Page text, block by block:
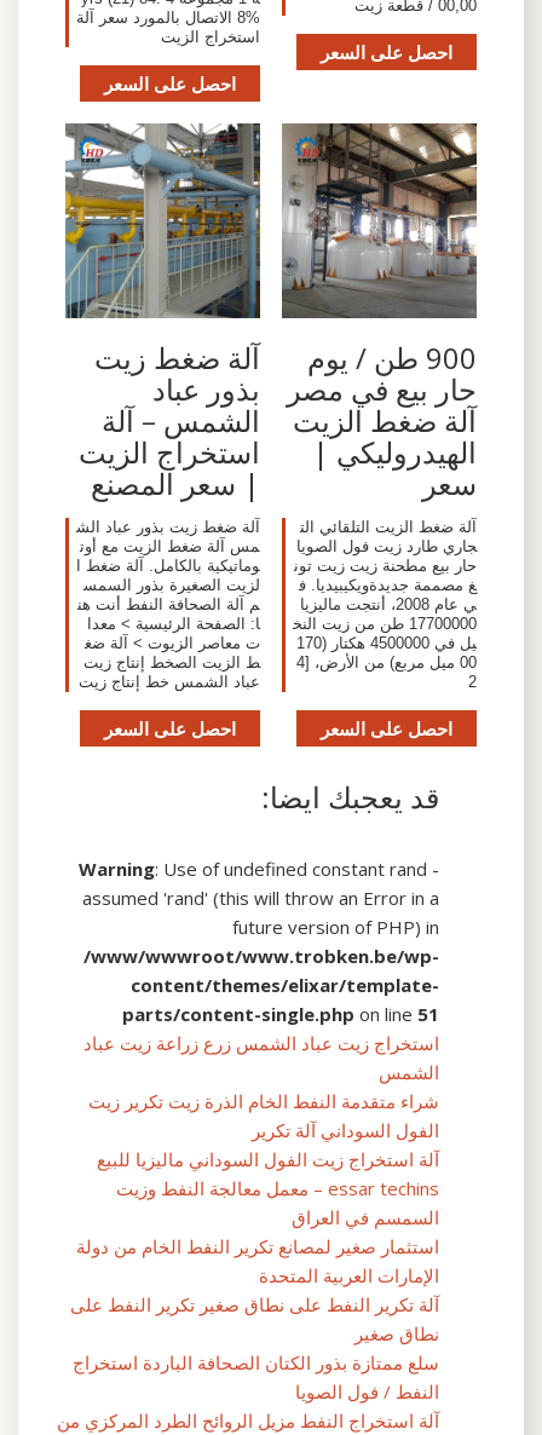
00,00 / قطعة زيت
احصل على السعر
8% الاتصال بالمورد سعر آلة
استخراج الزيت
احصل على السعر
900 طن / يوم
حار بيع في مصر
آلة ضغط الزيت
الهيدروليكي |
سعر
آلة ضغط الزيت التلقائي الت
جاري طارد زيت فول الصويا
حار بيع مطحنة زيت زيت تون
غ مصممة جديدةويكيبيديا. ف
ي عام 2008، أنتجت ماليزيا
17700000 طن من زيت النخ
يل في 4500000 هكتار (170
00 ميل مربع) من الأرض، [4
2
احصل على السعر
آلة ضغط زيت
بذور عباد
الشمس – آلة
استخراج الزيت
| سعر المصنع
آلة ضغط زيت بذور عباد الش
مس آلة ضغط الزيت مع أوت
وماتيكية بالكامل. آلة ضغط ا
لزيت الصغيرة بذور السمس
م آلة الصحافة النفط أنت هن
ا: الصفحة الرئيسية > معدا
ت معاصر الزيوت > آلة ضغ
ط الزيت الصخط إنتاج زيت
عباد الشمس خط إنتاج زيت
احصل على السعر
قد يعجبك ايضا:
Warning: Use of undefined constant rand -
assumed 'rand' (this will throw an Error in a
future version of PHP) in
/www/wwwroot/www.trobken.be/wp-
content/themes/elixar/template-
parts/content-single.php on line 51
استخراج زيت عباد الشمس زرع زراعة زيت عباد
الشمس
شراء متقدمة النفط الخام الذرة زيت تكرير زيت
الفول السوداني آلة تكرير
آلة استخراج زيت الفول السوداني ماليزيا للبيع
essar techins – معمل معالجة النفط وزيت
السمسم في العراق
استثمار صغير لمصانع تكرير النفط الخام من دولة
الإمارات العربية المتحدة
آلة تكرير النفط على نطاق صغير تكرير النفط على
نطاق صغير
سلع ممتازة بذور الكتان الصحافة الباردة استخراج
النفط / فول الصويا
آلة استخراج النفط مزيل الروائح الطرد المركزي من